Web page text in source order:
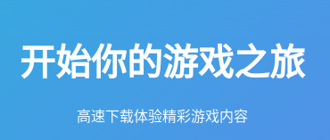
开始你的游戏之旅
高速下载体验精彩游戏内容